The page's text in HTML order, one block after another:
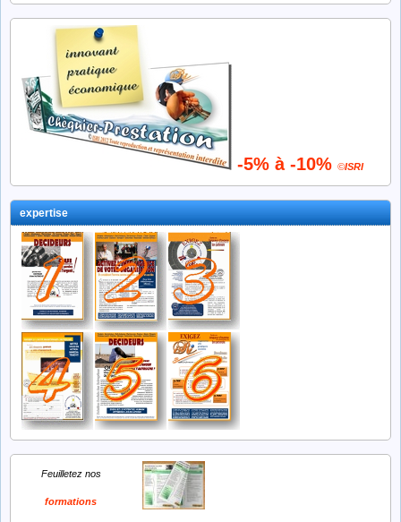
-5% à -10% ©ISRI
expertise
Feuilletez nos
formations